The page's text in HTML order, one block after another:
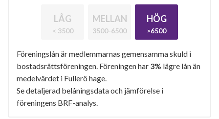
LÅG
< 3500
MELLAN
3500-6500
HÖG
>6500
Föreningslån är medlemmarnas gemensamma skuld i
bostadsrättsföreningen. Föreningen har 3% lägre lån än
medelvärdet i Fullerö hage.
Se detaljerad belåningsdata och jämförelse i
föreningens BRF-analys.